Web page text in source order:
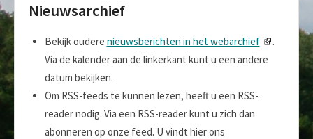
Nieuwsarchief
Bekijk oudere nieuwsberichten in het webarchief
.
Via de kalender aan de linkerkant kunt u een andere
datum bekijken.
Om RSS-feeds te kunnen lezen, heeft u een RSS-
reader nodig. Via een RSS-reader kunt u zich dan
abonneren op onze feed. U vindt hier ons